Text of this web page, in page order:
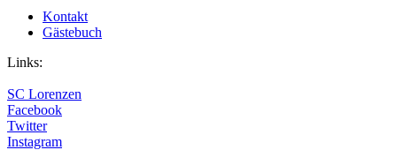
Kontakt
Gästebuch
Links:
SC Lorenzen
Facebook
Twitter
Instagram